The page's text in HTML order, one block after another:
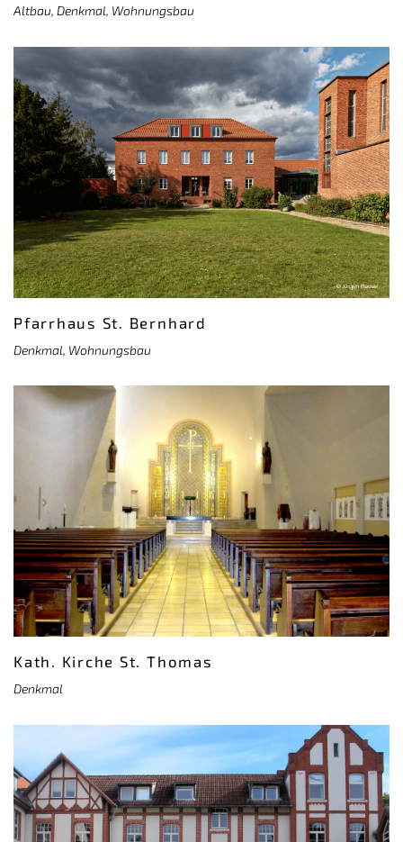
Altbau, Denkmal, Wohnungsbau
Pfarrhaus St. Bernhard
Denkmal, Wohnungsbau
Kath. Kirche St. Thomas
Denkmal